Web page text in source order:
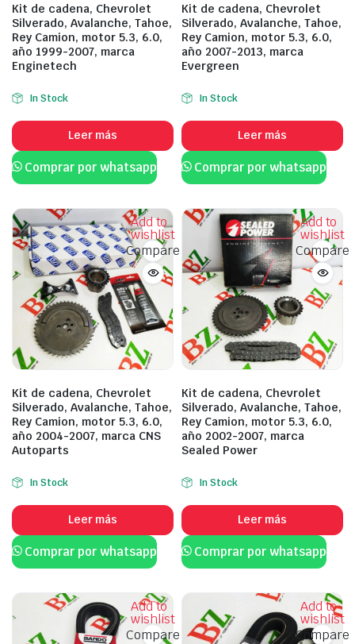
Kit de cadena, Chevrolet
Silverado, Avalanche, Tahoe,
Rey Camion, motor 5.3, 6.0,
año 1999-2007, marca
Enginetech
In Stock
Leer más
Comprar por whatsapp
Kit de cadena, Chevrolet
Silverado, Avalanche, Tahoe,
Rey Camion, motor 5.3, 6.0,
año 2007-2013, marca
Evergreen
In Stock
Leer más
Comprar por whatsapp
Add to
wishlist
Compare
Kit de cadena, Chevrolet
Silverado, Avalanche, Tahoe,
Rey Camion, motor 5.3, 6.0,
año 2004-2007, marca CNS
Autoparts
In Stock
Leer más
Comprar por whatsapp
Add to
wishlist
Compare
Kit de cadena, Chevrolet
Silverado, Avalanche, Tahoe,
Rey Camion, motor 5.3, 6.0,
año 2002-2007, marca
Sealed Power
In Stock
Leer más
Comprar por whatsapp
Add to
wishlist
Compare
Add to
wishlist
Compare